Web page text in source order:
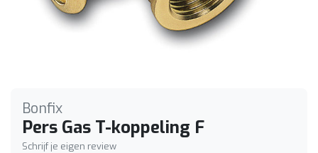
Bonfix
Pers Gas T-koppeling F
Schrijf je eigen review